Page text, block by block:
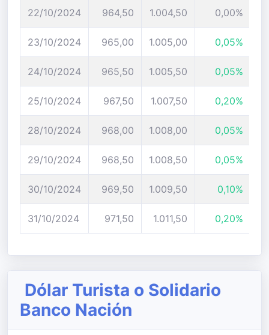
22/10/2024 964,50 1.004,50 0,00%
23/10/2024 965,00 1.005,00 0,05%
24/10/2024 965,50 1.005,50 0,05%
25/10/2024 967,50 1.007,50 0,20%
28/10/2024 968,00 1.008,00 0,05%
29/10/2024 968,50 1.008,50 0,05%
30/10/2024 969,50 1.009,50 0,10%
31/10/2024 971,50 1.011,50 0,20%
Dólar Turista o Solidario
Banco Nación